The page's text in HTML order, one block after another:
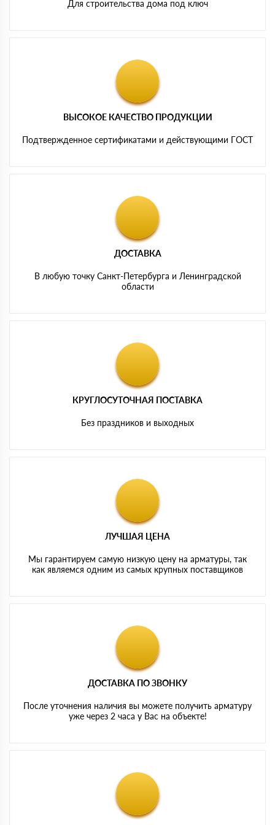
Для строительства дома под ключ
ВЫСОКОЕ КАЧЕСТВО ПРОДУКЦИИ
Подтвержденное сертификатами и действующими ГОСТ
ДОСТАВКА
В любую точку Санкт-Петербурга и Ленинградской
области
КРУГЛОСУТОЧНАЯ ПОСТАВКА
Без праздников и выходных
ЛУЧШАЯ ЦЕНА
Мы гарантируем самую низкую цену на арматуры, так
как являемся одним из самых крупных поставщиков
ДОСТАВКА ПО ЗВОНКУ
После уточнения наличия вы можете получить арматуру
уже через 2 часа у Вас на объекте!